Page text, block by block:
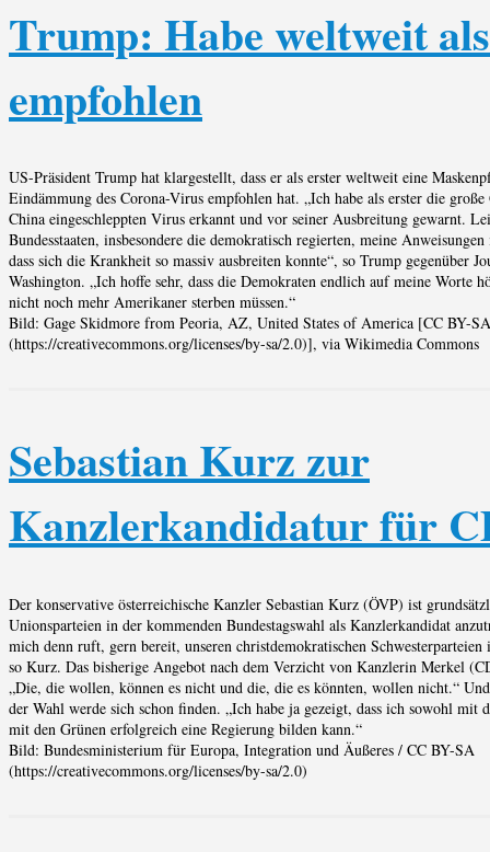
Trump: Habe weltweit
empfohlen
US-Präsident Trump hat klargestellt, dass er als erster weltweit eine
Eindämmung des Corona-Virus empfohlen hat. „Ich habe als erster die große
China eingeschleppten Virus erkannt und vor seiner Ausbreitung gewarnt.
Bundesstaaten, insbesondere die demokratisch regierten, meine
dass sich die Krankheit so massiv ausbreiten konnte“, so Trump gegenüber
Washington. „Ich hoffe sehr, dass die Demokraten endlich auf meine Worte
nicht noch mehr Amerikaner sterben müssen.“
Bild: Gage Skidmore from Peoria, AZ, United States of America [CC BY-
(https://creativecommons.org/licenses/by-sa/2.0)], via Wikimedia Commons
Sebastian Kurz zur
Kanzlerkandidatur für
Der konservative österreichische Kanzler Sebastian Kurz (ÖVP) ist
Unionsparteien in der kommenden Bundestagswahl als Kanzlerkandidat
mich denn ruft, gern bereit, unseren christdemokratischen
so Kurz. Das bisherige Angebot nach dem Verzicht von Kanzlerin Merkel
„Die, die wollen, können es nicht und die, die es könnten, wollen nicht.“
der Wahl werde sich schon finden. „Ich habe ja gezeigt, dass ich sowohl mit
mit den Grünen erfolgreich eine Regierung bilden kann.“
Bild: Bundesministerium für Europa, Integration und Äußeres / CC BY-SA
(https://creativecommons.org/licenses/by-sa/2.0)